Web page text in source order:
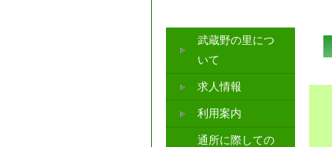
武蔵野の里につ
いて
求人情報
利用案内
通所に際しての